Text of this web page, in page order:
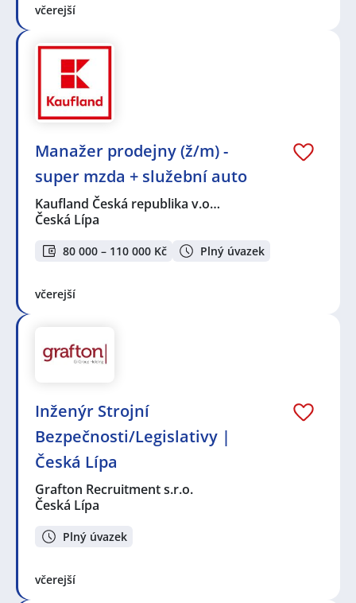
včerejší
Manažer prodejny (ž/m) -
super mzda + služební auto
Kaufland Česká republika v.o…
Česká Lípa
80 000 – 110 000 Kč Plný úvazek
včerejší
Inženýr Strojní
Bezpečnosti/Legislativy |
Česká Lípa
Grafton Recruitment s.r.o.
Česká Lípa
Plný úvazek
včerejší